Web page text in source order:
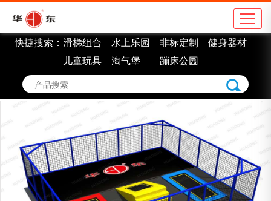
公司简介
组织架构
车间展示
企业认证
企业荣誉
非
快捷搜索： 滑梯组合 水上乐园 非标定制
健身器材
儿童玩具
淘气堡 蹦床公园